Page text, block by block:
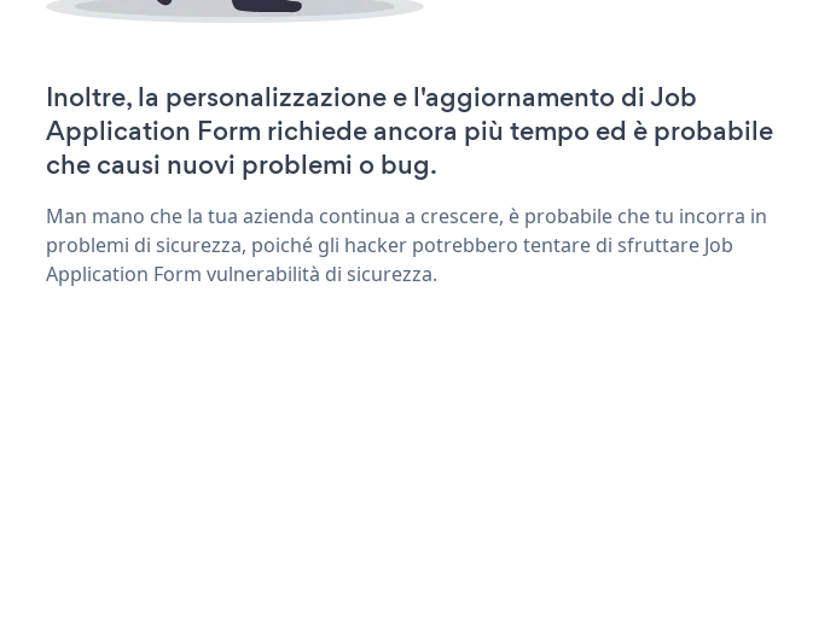
Inoltre, la personalizzazione e l'aggiornamento di Job
Application Form richiede ancora più tempo ed è probabile
che causi nuovi problemi o bug.
Man mano che la tua azienda continua a crescere, è probabile che tu incorra in
problemi di sicurezza, poiché gli hacker potrebbero tentare di sfruttare Job
Application Form vulnerabilità di sicurezza.